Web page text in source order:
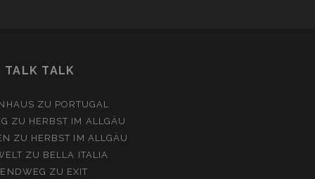
TALK TALK
ZU PORTUGAL
ZU HERBST IM ALLGÄU
ZU HERBST IM ALLGÄU
ZU BELLA ITALIA
ZU EXIT